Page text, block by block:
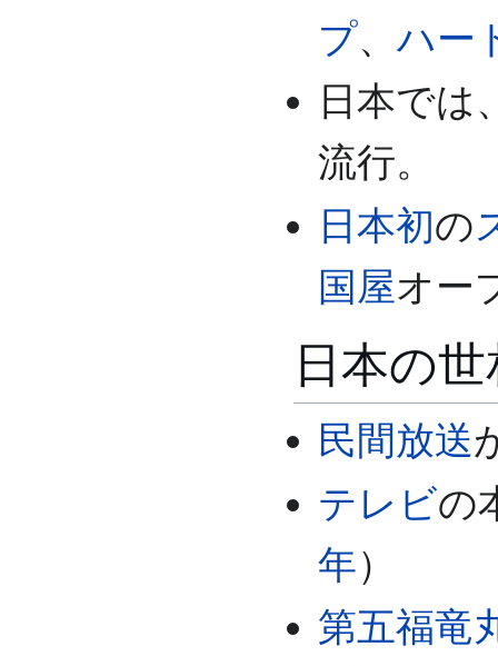
プ、ハー
日本では
流行。
日本初の
国屋オー
日本の
民間放送
テレビの
年）
第五福竜